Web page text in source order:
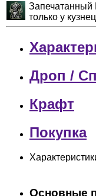
Запечатанный
только у
Дроп /
Крафт
Покупка
Основные